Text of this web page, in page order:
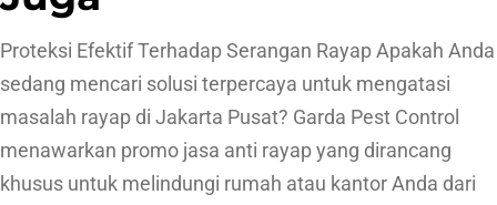
Proteksi Efektif Terhadap Serangan Rayap Apakah Anda
sedang mencari solusi terpercaya untuk mengatasi
masalah rayap di Jakarta Pusat? Garda Pest Control
menawarkan promo jasa anti rayap yang dirancang
khusus untuk melindungi rumah atau kantor Anda dari